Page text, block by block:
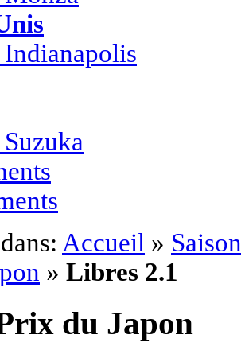
Accueil »
» Libres 2.1
du Japon